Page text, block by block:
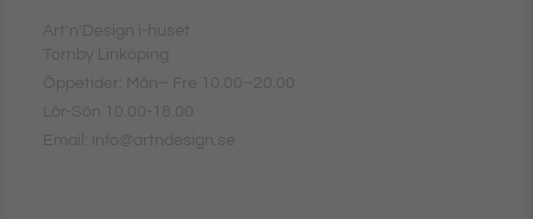
Art'n'Design i-huset
Tornby Linköping
Öppetider: Mån– Fre 10.00–20.00
Lör-Sön 10.00-18.00
Email: info@artndesign.se